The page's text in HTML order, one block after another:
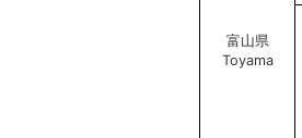
富山県
Toyama